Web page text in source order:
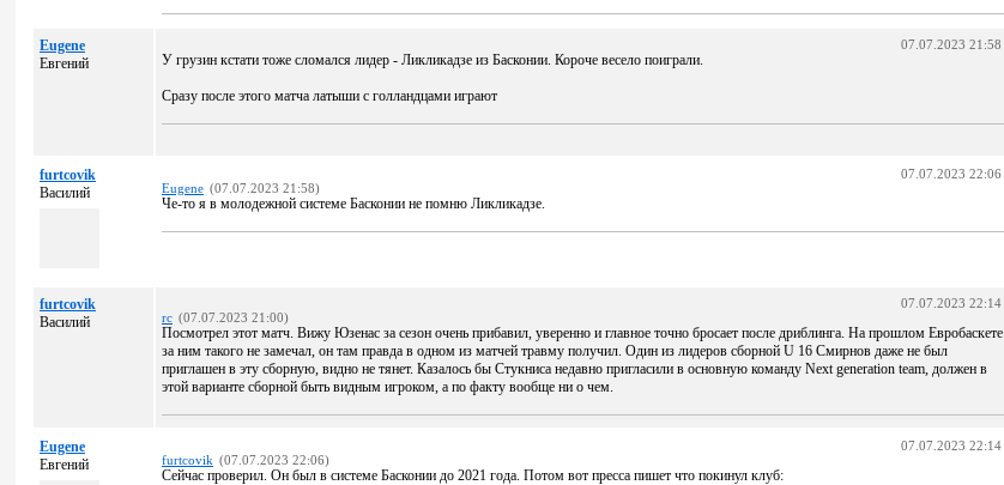
Eugene
Евгений
07.07.2023 21:58
У грузин кстати тоже сломался лидер - Ликликадзе из Басконии. Короче весело поиграли.
Сразу после этого матча латыши с голландцами играют
furtcovik
Василий
07.07.2023 22:06
Eugene (07.07.2023 21:58)
Че-то я в молодежной системе Басконии не помню Ликликадзе.
furtcovik
Василий
07.07.2023 22:14
rc (07.07.2023 21:00)
Посмотрел этот матч. Вижу Юзенас за сезон очень прибавил, уверенно и главное точно бросает после дриблинга. На прошлом Евробаскете
за ним такого не замечал, он там правда в одном из матчей травму получил. Один из лидеров сборной U 16 Смирнов даже не был
приглашен в эту сборную, видно не тянет. Казалось бы Стукниса недавно пригласили в основную команду Next generation team, должен в
этой варианте сборной быть видным игроком, а по факту вообще ни о чем.
Eugene
Евгений
07.07.2023 22:14
furtcovik (07.07.2023 22:06)
Сейчас проверил. Он был в системе Басконии до 2021 года. Потом вот пресса пишет что покинул клуб: